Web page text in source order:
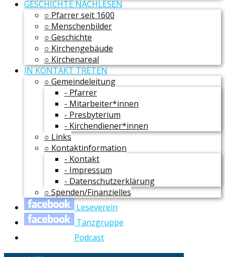
GESCHICHTE NACHLESEN
○ Pfarrer seit 1600
○ Menschenbilder
○ Geschichte
○ Kirchengebäude
○ Kirchenareal
IN KONTAKT TRETEN
○ Gemeindeleitung
- Pfarrer
- Mitarbeiter*innen
- Presbyterium
- Kirchendiener*innen
○ Links
○ Kontaktinformation
- Kontakt
- Impressum
- Datenschutzerklärung
○ Spenden/Finanzielles
Leseverein
Tanzgruppe
Podcast